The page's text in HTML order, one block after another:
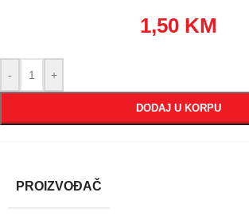
1,50 KM
- +
DODAJ U KORPU
PROIZVOĐAČ